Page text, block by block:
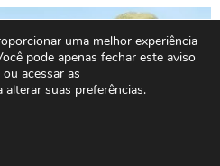
uma melhor experiência
pode apenas fechar este aviso
acessar as
alterar suas preferências.